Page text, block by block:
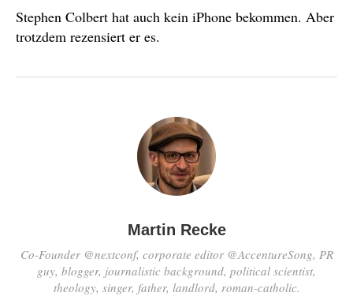
Stephen Colbert hat auch kein iPhone bekommen. Aber
trotzdem rezensiert er es.
Martin Recke
Co-Founder @nextconf, corporate editor @AccentureSong, PR
guy, blogger, journalistic background, political scientist,
theology, singer, father, landlord, roman-catholic.